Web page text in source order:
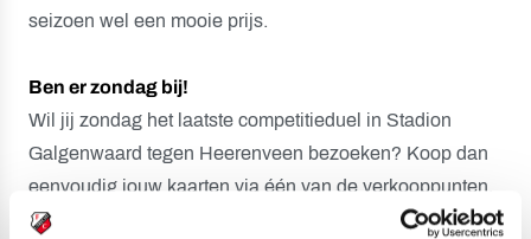
seizoen wel een mooie prijs.
Ben er zondag bij!
Wil jij zondag het laatste competitieduel in Stadion
Galgenwaard tegen Heerenveen bezoeken? Koop dan
eenvoudig jouw kaarten via één van de verkooppunten.
Je hebt geen clubkaart nodig, want er is sprake van vrije